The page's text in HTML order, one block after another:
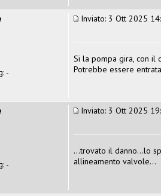
Inviato: 3 Ott 2025
Si la pompa gira, con il
Potrebbe essere
-
Inviato: 3 Ott 2025
...trovato il danno...lo
allineamento valvole...
-